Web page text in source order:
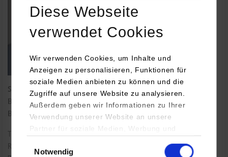
Diese Webseite
verwendet Cookies
Wir verwenden Cookies, um Inhalte und
Anzeigen zu personalisieren, Funktionen für
soziale Medien anbieten zu können und die
Zugriffe auf unsere Website zu analysieren.
Außerdem geben wir Informationen zu Ihrer
Verwendung unserer Website an unsere
Partner für soziale Medien, Werbung und
YouTube, Google Maps) führen diese
Notwendig
Studienreferat im Studiengang BWL-Handel, BWL-Handwerk,
BWL-Digital Commerce Management und BWL-Digital
Business Management
Theodor-Heuss-Straße 2
Raum: 101